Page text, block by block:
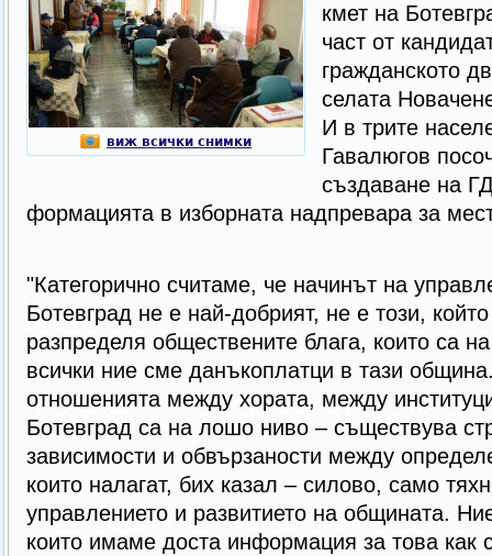
виж всички снимки
кмет на
част от
гражданското
селата
И в трите
Гавалюгов
създаване на
формацията в изборната надпревара за
"Категорично считаме, че начинът на
Ботевград не е най-добрият, не е този,
разпределя обществените блага, които са
всички ние сме данъкоплатци в тази
отношенията между хората, между
Ботевград са на лошо ниво – съществува
зависимости и обвързаности между
които налагат, бих казал – силово, само
управлението и развитието на общината.
които имаме доста информация за това как